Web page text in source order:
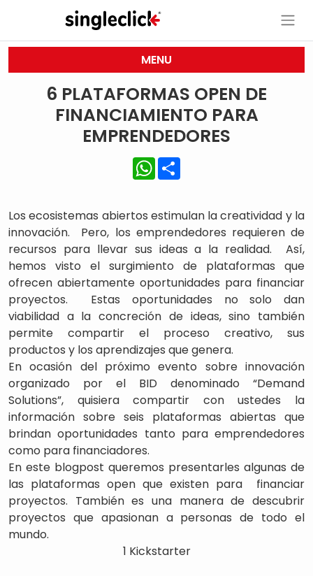
MENU
6 PLATAFORMAS OPEN DE
FINANCIAMIENTO PARA
EMPRENDEDORES
WhatsApp
Los ecosistemas abiertos estimulan la creatividad y la
innovación. Pero, los emprendedores requieren de
recursos para llevar sus ideas a la realidad. Así,
hemos visto el surgimiento de plataformas que
ofrecen abiertamente oportunidades para financiar
proyectos. Estas oportunidades no solo dan
viabilidad a la concreción de ideas, sino también
permite compartir el proceso creativo, sus
productos y los aprendizajes que genera.
En ocasión del próximo evento sobre innovación
organizado por el BID denominado “Demand
Solutions”, quisiera compartir con ustedes la
información sobre seis plataformas abiertas que
brindan oportunidades tanto para emprendedores
como para financiadores.
En este blogpost queremos presentarles algunas de
las plataformas open que existen para financiar
proyectos. También es una manera de descubrir
proyectos que apasionan a personas de todo el
mundo.
1 Kickstarter